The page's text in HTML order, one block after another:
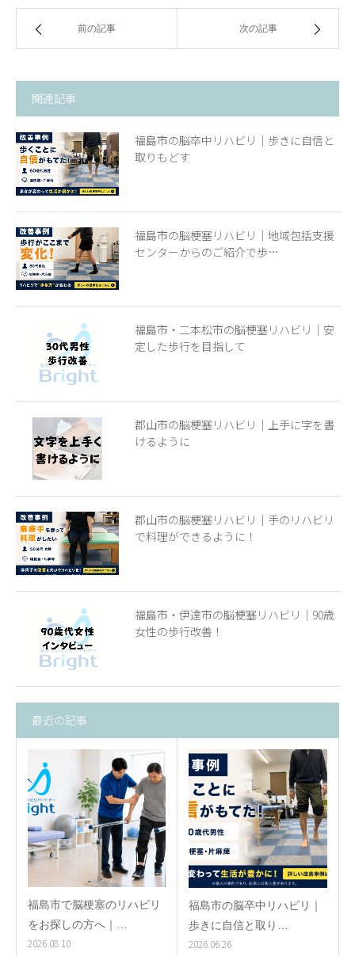
前の記事 次の記事
関連記事
福島市の脳卒中リハビリ｜歩きに自信と
取りもどす
福島市の脳梗塞リハビリ｜地域包括支援
センターからのご紹介で歩…
福島市・二本松市の脳梗塞リハビリ｜安
定した歩行を目指して
郡山市の脳梗塞リハビリ｜上手に字を書
けるように
郡山市の脳梗塞リハビリ｜手のリハビリ
で料理ができるように！
福島市・伊達市の脳梗塞リハビリ｜90歳
女性の歩行改善！
最近の記事
福島市で脳梗塞のリハビリ
をお探しの方へ｜…
2026.08.10
福島市の脳卒中リハビリ｜
歩きに自信と取り…
2026.06.26